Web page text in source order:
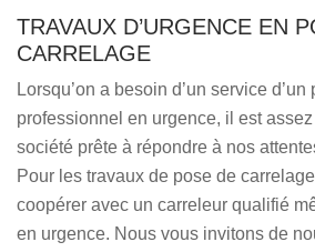
TRAVAUX D’URGENCE EN
CARRELAGE
Lorsqu’on a besoin d’un service d’un
professionnel en urgence, il est
société prête à répondre à nos
Pour les travaux de pose de
coopérer avec un carreleur qualifié
en urgence. Nous vous invitons de